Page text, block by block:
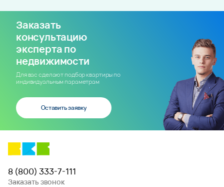
Заказать
консультацию
эксперта по
недвижимости
Для вас сделают подбор квартиры по
индивидуальным параметрам
Оставить заявку
8 (800) 333-7-111
Заказать звонок